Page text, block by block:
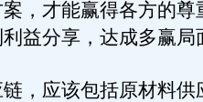
，才能赢得各方的尊
益分享，达成多赢局
应该包括原材料供